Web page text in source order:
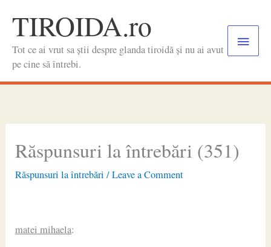
contentTIROIDA.ro
Tot ce ai vrut sa știi despre glanda tiroidă și nu ai avut
pe cine să întrebi.
Main
Răspunsuri la întrebări (351)
Răspunsuri la întrebări /Leave a Comment
matei mihaela: